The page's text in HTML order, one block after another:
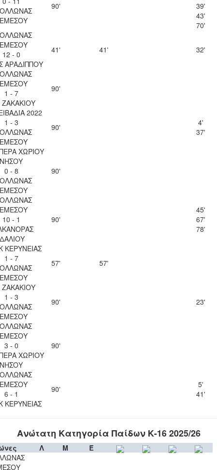
90'
39'
43'
70'
12 - 0
ΑΡΑΔΙΠΠΟΥ
41' 41' 32'
1 - 7
90'
2022
1 - 3
90'
4'
37'
ΧΩΡΙΟΥ
ΝΗΣΟΥ
0 - 8
90'
10 - 1
90'
45'
67'
78'
ΚΕΡΥΝΕΙΑΣ
1 - 7
57' 57'
1 - 3
90' 23'
3 - 0
ΧΩΡΙΟΥ
ΝΗΣΟΥ
90'
6 - 1
ΚΕΡΥΝΕΙΑΣ
90'
5'
41'
Ανώτατη Κατηγορία Παίδων Κ-16 2025/26
Λ Μ
Έ